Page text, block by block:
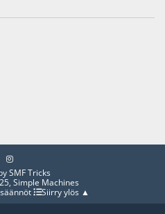
SMF Tricks
, Simple Machines
Siirry ylös ▲